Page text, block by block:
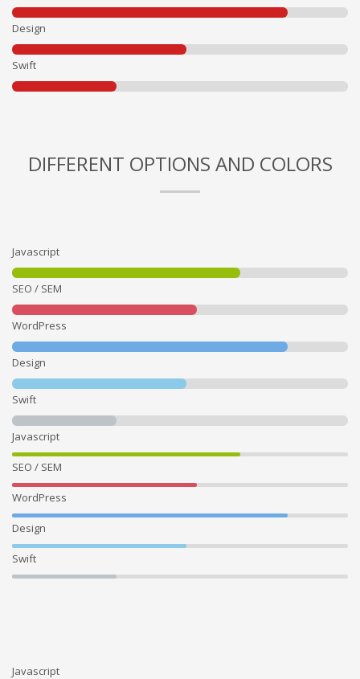
Design
Swift
DIFFERENT OPTIONS AND COLORS
Javascript
SEO / SEM
WordPress
Design
Swift
Javascript
SEO / SEM
WordPress
Design
Swift
Javascript